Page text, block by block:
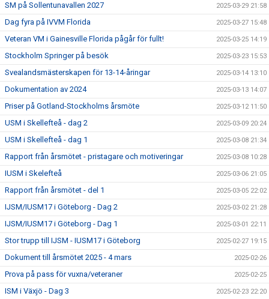
SM på Sollentunavallen 2027 2025-03-29 21:58
Dag fyra på IVVM Florida 2025-03-27 15:48
Veteran VM i Gainesville Florida pågår för fullt! 2025-03-25 14:19
Stockholm Springer på besök 2025-03-23 15:53
Svealandsmästerskapen för 13-14-åringar 2025-03-14 13:10
Dokumentation av 2024 2025-03-13 14:07
Priser på Gotland-Stockholms årsmöte 2025-03-12 11:50
USM i Skellefteå - dag 2 2025-03-09 20:24
USM i Skellefteå - dag 1 2025-03-08 21:34
Rapport från årsmötet - pristagare och motiveringar 2025-03-08 10:28
IUSM i Skelefteå 2025-03-06 21:05
Rapport från årsmötet - del 1 2025-03-05 22:02
IJSM/IUSM17 i Göteborg - Dag 2 2025-03-02 21:28
IJSM/IUSM17 i Göteborg - Dag 1 2025-03-01 22:11
Stor trupp till IJSM - IUSM17 i Göteborg 2025-02-27 19:15
Dokument till årsmötet 2025 - 4 mars 2025-02-26
Prova på pass för vuxna/veteraner 2025-02-25
ISM i Växjö - Dag 3 2025-02-23 22:20